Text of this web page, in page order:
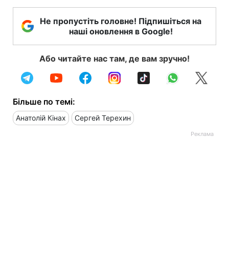
Не пропустіть головне! Підпишіться на
наші оновлення в Google!
Або читайте нас там, де вам зручно!
Більше по темі:
Анатолій Кінах Сергей Терехин